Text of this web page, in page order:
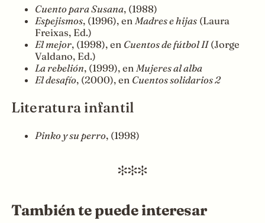
Cuento para Susana, (1988)
Espejismos, (1996), en Madres e hijas(Laura
Freixas, Ed.)
El mejor, (1998), en Cuentos de fútbol II(Jorge
Valdano, Ed.)
La rebelión, (1999), en Mujeres al alba
El desafío, (2000), en Cuentos solidarios 2
Literatura infantil
Pinko y su perro, (1998)
También te puede interesar